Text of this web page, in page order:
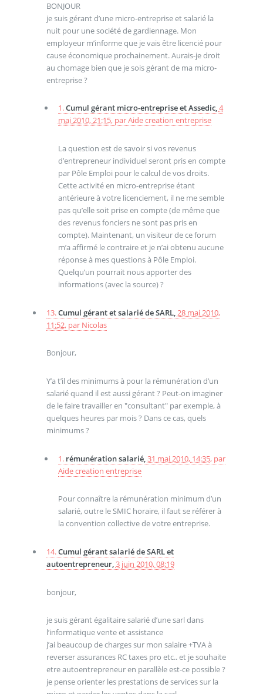
BONJOUR
je suis gérant d’une micro-entreprise et salarié la
nuit pour une société de gardiennage. Mon
employeur m’informe que je vais être licencié pour
cause économique prochainement. Aurais-je droit
au chomage bien que je sois gérant de ma micro-
entreprise ?
1.Cumul gérant micro-entreprise et Assedic,4
mai 2010, 21:15, parAide creation entreprise
La question est de savoir si vos revenus
d’entrepreneur individuel seront pris en compte
par Pôle Emploi pour le calcul de vos droits.
Cette activité en micro-entreprise étant
antérieure à votre licenciement, il ne me semble
pas qu’elle soit prise en compte (de même que
des revenus fonciers ne sont pas pris en
compte). Maintenant, un visiteur de ce forum
m’a affirmé le contraire et je n’ai obtenu aucune
réponse à mes questions à Pôle Emploi.
Quelqu’un pourrait nous apporter des
informations (avec la source) ?
13.Cumul gérant et salarié de SARL,28 mai 2010,
11:52, par Nicolas
Bonjour,
Y’a t’il des minimums à pour la rémunération d’un
salarié quand il est aussi gérant ? Peut-on imaginer
de le faire travailler en "consultant" par exemple, à
quelques heures par mois ? Dans ce cas, quels
minimums ?
1. rémunération salarié, 31 mai 2010, 14:35, par
Aide creation entreprise
Pour connaître la rémunération minimum d’un
salarié, outre le SMIC horaire, il faut se référer à
la convention collective de votre entreprise.
14.Cumul gérant salarié de SARL et
autoentrepreneur,3 juin 2010, 08:19
bonjour,
je suis gérant égalitaire salarié d’une sarl dans
l’informatique vente et assistance
j’ai beaucoup de charges sur mon salaire +TVA à
reverser assurances RC taxes pro etc.. et je souhaite
etre autoentrepreneur en parallèle est-ce possible ?
je pense orienter les prestations de services sur la